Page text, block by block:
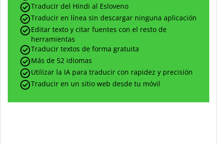
Traducir del Hindi al Esloveno
Traducir en línea sin descargar ninguna aplicación
Editar texto y citar fuentes con el resto de
herramientas
Traducir textos de forma gratuita
Más de 52 idiomas
Utilizar la IA para traducir con rapidez y precisión
Traducir en un sitio web desde tu móvil